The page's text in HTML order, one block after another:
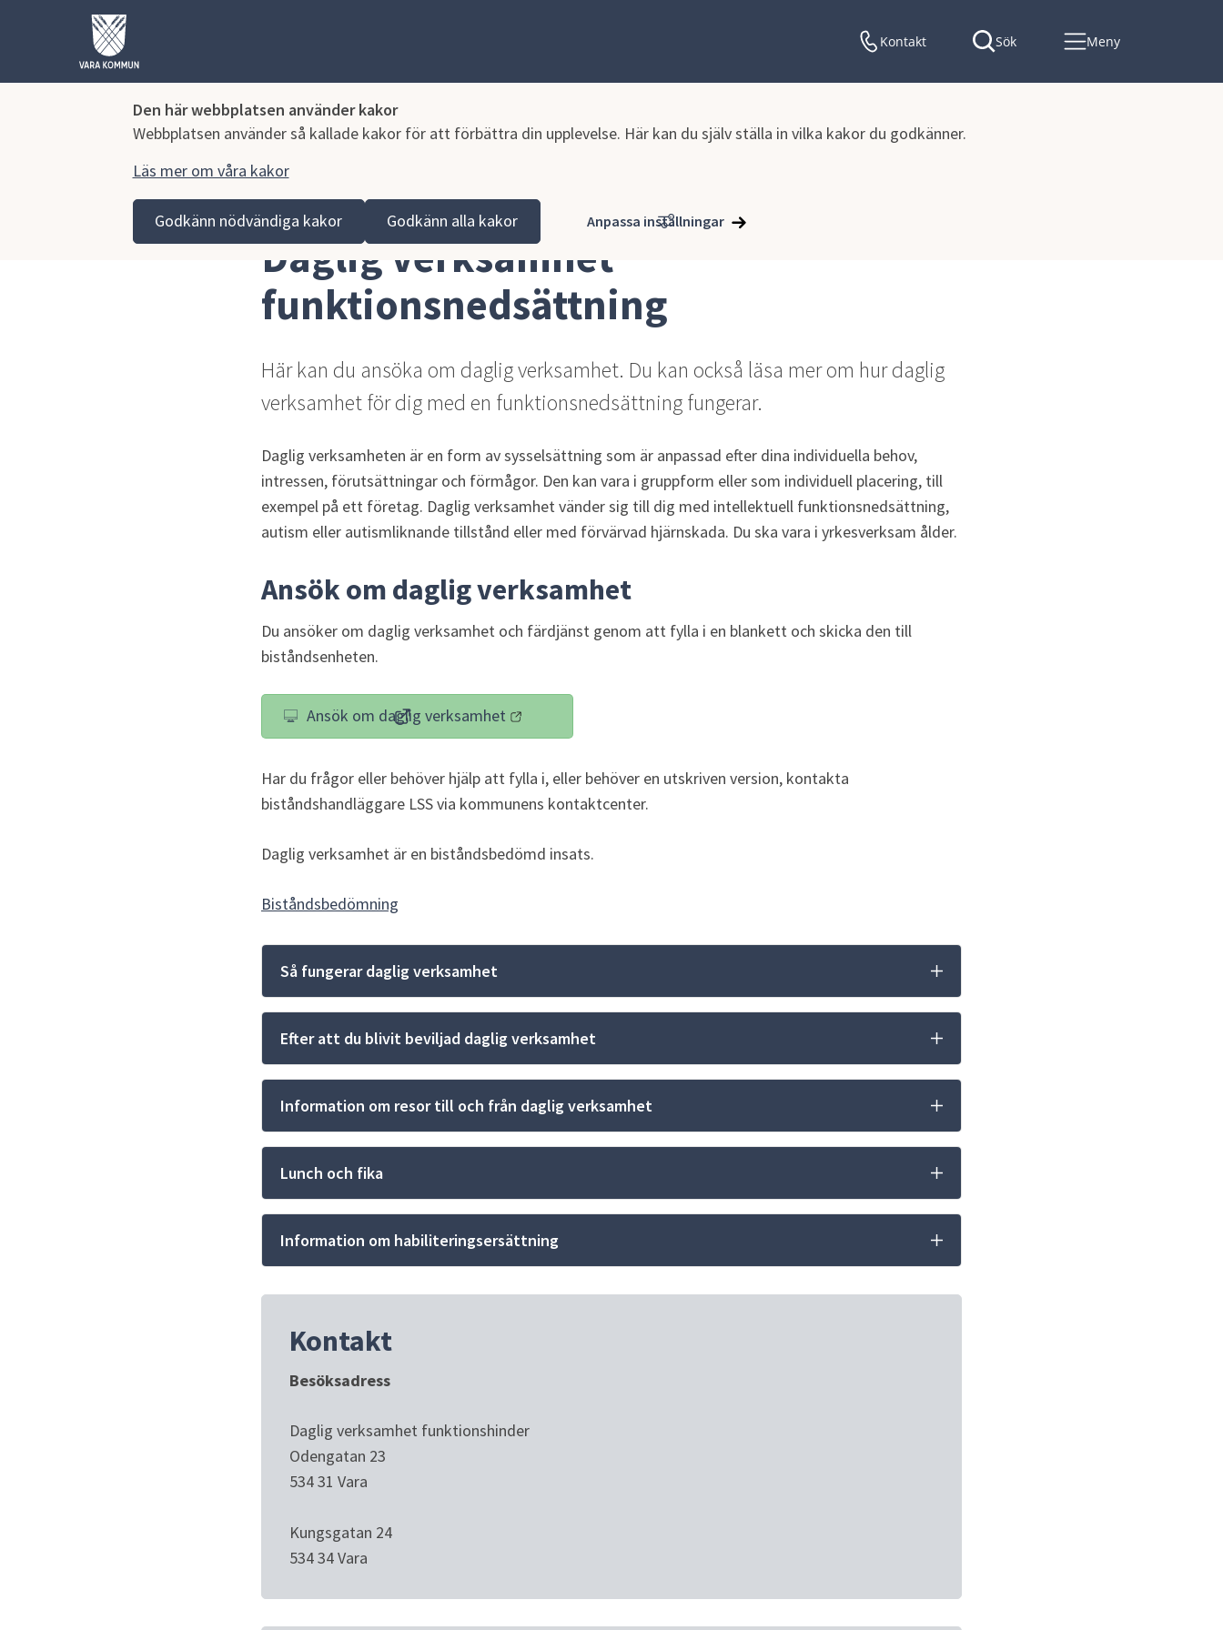
Den här webbplatsen använder kakor
Webbplatsen använder så kallade kakor för att förbättra din upplevelse. Här kan du själv ställa in vilka kakor du godkänner.
Läs mer om våra kakor
Godkänn nödvändiga kakor Godkänn alla kakor Anpassa inställningar
Kontakt Sök Meny
Vara kommun Funktionsnedsättning Daglig verksamhet funktionsnedsättning
Daglig verksamhet
funktionsnedsättning
Här kan du ansöka om daglig verksamhet. Du kan också läsa mer om hur daglig
verksamhet för dig med en funktionsnedsättning fungerar.
Daglig verksamheten är en form av sysselsättning som är anpassad efter dina individuella behov,
intressen, förutsättningar och förmågor. Den kan vara i gruppform eller som individuell placering, till
exempel på ett företag. Daglig verksamhet vänder sig till dig med intellektuell funktionsnedsättning,
autism eller autismliknande tillstånd eller med förvärvad hjärnskada. Du ska vara i yrkesverksam ålder.
Ansök om daglig verksamhet
Du ansöker om daglig verksamhet och färdjänst genom att fylla i en blankett och skicka den till
biståndsenheten.
Ansök om daglig verksamhet
(länk till annan webbplats)
Har du frågor eller behöver hjälp att fylla i, eller behöver en utskriven version, kontakta
biståndshandläggare LSS via kommunens kontaktcenter.
Daglig verksamhet är en biståndsbedömd insats.
Biståndsbedömning
Så fungerar daglig verksamhet
Efter att du blivit beviljad daglig verksamhet
Information om resor till och från daglig verksamhet
Lunch och fika
Information om habiliteringsersättning
Kontakt
Besöksadress
Daglig verksamhet funktionshinder
Odengatan 23
534 31 Vara
Kungsgatan 24
534 34 Vara